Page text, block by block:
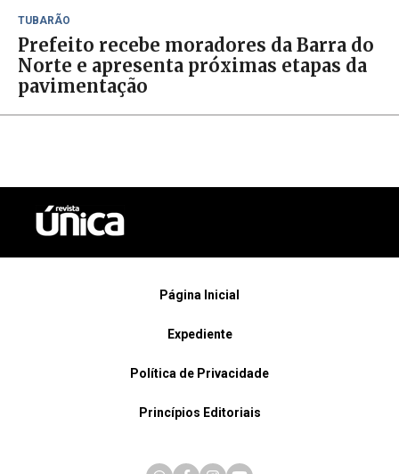
TUBARÃO
Prefeito recebe moradores da Barra do
Norte e apresenta próximas etapas da
pavimentação
Página Inicial
Expediente
Política de Privacidade
Princípios Editoriais